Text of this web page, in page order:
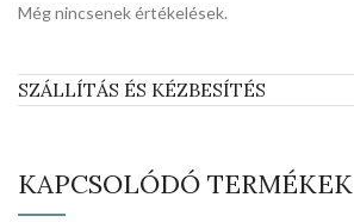
Még nincsenek értékelések.
SZÁLLÍTÁS ÉS KÉZBESÍTÉS
KAPCSOLÓDÓ TERMÉKEK